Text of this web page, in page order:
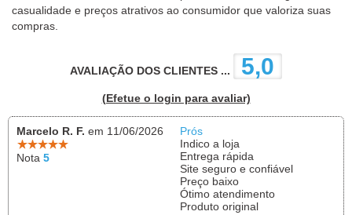
casualidade e preços atrativos ao consumidor que valoriza suas
compras.
AVALIAÇÃO DOS CLIENTES ... 5,0
(Efetue o login para avaliar)
Marcelo R. F. em 11/06/2026
Nota 5
Prós
Indico a loja
Entrega rápida
Site seguro e confiável
Preço baixo
Ótimo atendimento
Produto original